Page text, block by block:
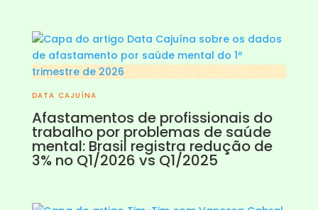
DATA CAJUÍNA
Afastamentos de profissionais do
trabalho por problemas de saúde
mental: Brasil registra redução de
3% no Q1/2026 vs Q1/2025